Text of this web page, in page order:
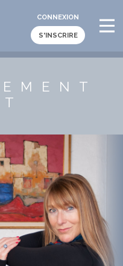
CONNEXION
S'INSCRIRE